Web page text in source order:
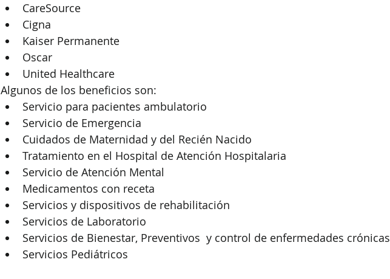
CareSource
Cigna
Kaiser Permanente
Oscar
United Healthcare
Algunos de los beneficios son:
Servicio para pacientes ambulatorio
Servicio de Emergencia
Cuidados de Maternidad y del Recién Nacido
Tratamiento en el Hospital de Atención Hospitalaria
Servicio de Atención Mental
Medicamentos con receta
Servicios y dispositivos de rehabilitación
Servicios de Laboratorio
Servicios de Bienestar, Preventivos  y control de enfermedades crónicas
Servicios Pediátricos